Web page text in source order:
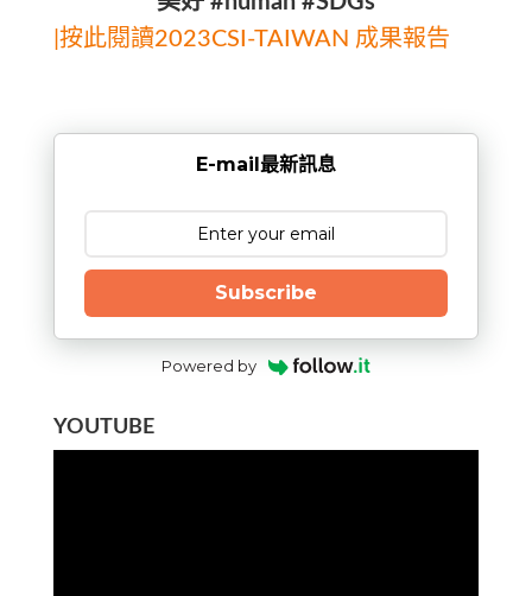
|按此閱讀2023CSI-TAIWAN 成果報告
E-mail最新訊息
Subscribe
Powered by
YOUTUBE